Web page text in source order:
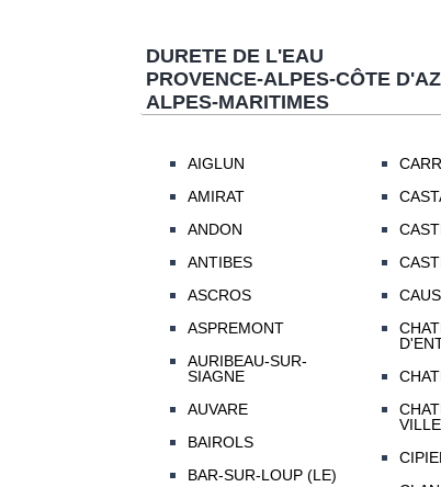
DURETE DE L'EAU
PROVENCE-ALPES-CÔTE
ALPES-MARITIMES
AIGLUN
AMIRAT
ANDON
ANTIBES
ASCROS
ASPREMONT
AURIBEAU-SUR-
SIAGNE
AUVARE
BAIROLS
BAR-SUR-LOUP (LE)